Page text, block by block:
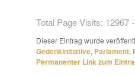
Total Page Visits: 12967
Dieser Eintrag wurde
Gedenkinitiative, Parlament,
Permanenter Link zum